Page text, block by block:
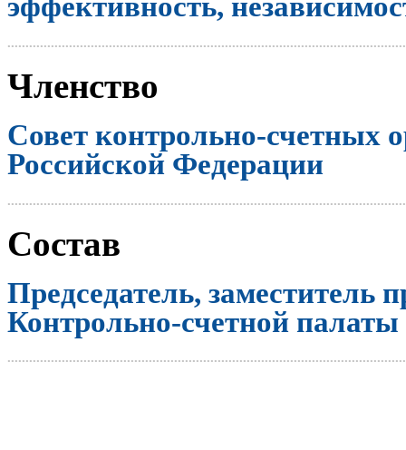
Членство
Совет контрольно-счетных
Российской Федерации
Состав
Председатель, заместитель
Контрольно-счетной палаты